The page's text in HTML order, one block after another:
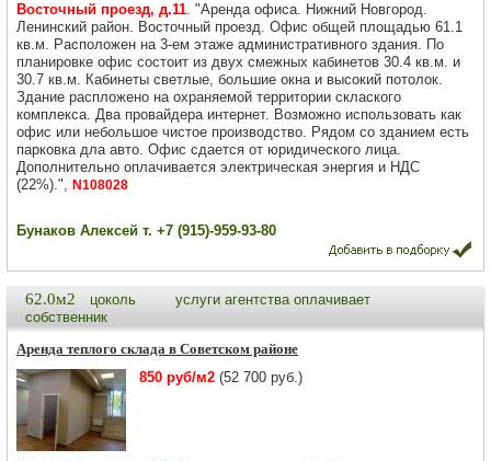
Восточный проезд, д.11. "Аренда офиса. Нижний Новгород.
Ленинский район. Восточный проезд. Офис общей площадью 61.1
кв.м. Расположен на 3-ем этаже административного здания. По
планировке офис состоит из двух смежных кабинетов 30.4 кв.м. и
30.7 кв.м. Кабинеты светлые, большие окна и высокий потолок.
Здание распложено на охраняемой территории склаского
комплекса. Два провайдера интернет. Возможно использовать как
офис или небольшое чистое производство. Рядом со зданием есть
парковка дла авто. Офис сдается от юридического лица.
Дополнительно оплачивается электрическая энергия и НДС
(22%).", N108028
Бунаков Алексей т. +7 (915)-959-93-80
62.0м2 цоколь
услуги агентства оплачивает
собственник
Аренда теплого склада в Советском районе
850 руб/м2 (52 700 руб.)